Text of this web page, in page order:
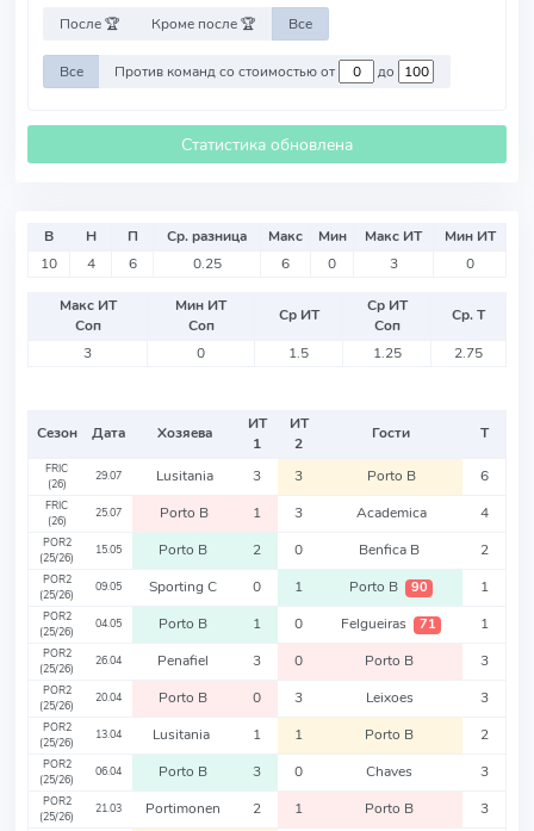
После 🏆 Кроме после 🏆 Все
Все Против команд со стоимостью от до
Статистика обновлена
В Н П Ср. разница Макс Мин Макс ИТ
Мин ИТ
10
4 6 0.25 6 0 3 0
Макс ИТ
Соп
Мин ИТ
Соп
Ср ИТ
Ср ИТ
Соп
Ср. Т
3
0 1.5 1.25 2.75
Сезон Дата Хозяева
ИТ
1
ИТ
2
Гости Т
FRIC
(26)
29.07 Lusitania 3 3 Porto B 6
FRIC
(26)
25.07 Porto B 1 3 Academica 4
POR2
(25/26)
15.05 Porto B 2 0 Benfica B 2
POR2
(25/26)
09.05 Sporting C 0 1 Porto B 90 1
POR2
(25/26)
04.05 Porto B 1 0 Felgueiras 71 1
POR2
(25/26)
26.04 Penafiel 3 0 Porto B 3
POR2
(25/26)
20.04 Porto B 0 3 Leixoes 3
POR2
(25/26)
13.04 Lusitania 1 1 Porto B 2
POR2
(25/26)
06.04 Porto B 3 0 Chaves 3
POR2
(25/26)
21.03 Portimonen 2 1 Porto B 3